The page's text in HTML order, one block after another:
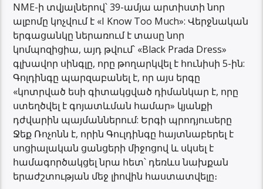
NME-ի տվյալներով՝ 39-ամյա արտիստի նոր
ալբոմը կոչվում է «I Know Too Much»: Վերջնական
երգացանկը ներառում է տասը նոր
կոմպոզիցիա, այդ թվում՝ «Black Prada Dress»
գլխավոր սինգլը, որը թողարկվել է հունիսի 5-ին:
Գոլդինգը պարզաբանել է, որ այս երգը
«կոտրված եսի գիտակցված դիմանկար է, որը
ստեղծվել է գոյատևման համար» կյանքի
դժվարին պայմաններում: Երգի պրոդյուսերը
Ջեք Ռոչոնն է, որին Գուլդինգը հայտնաբերել է
սոցիալական ցանցերի միջոցով և սկսել է
համագործակցել նրա հետ՝ դեռևս նախքան
երաժշտության մեջ լիովին հաստատվելը։